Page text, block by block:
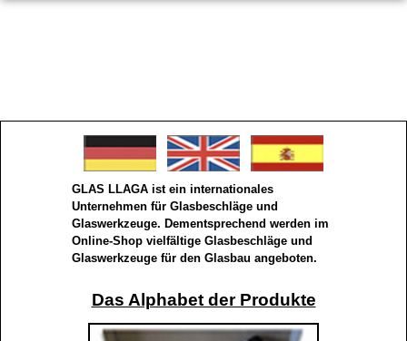
GLAS LLAGA ist ein internationales
Unternehmen für Glasbeschläge und
Glaswerkzeuge. Dementsprechend werden im
Online-Shop vielfältige Glasbeschläge und
Glaswerkzeuge für den Glasbau angeboten.
Das Alphabet der Produkte